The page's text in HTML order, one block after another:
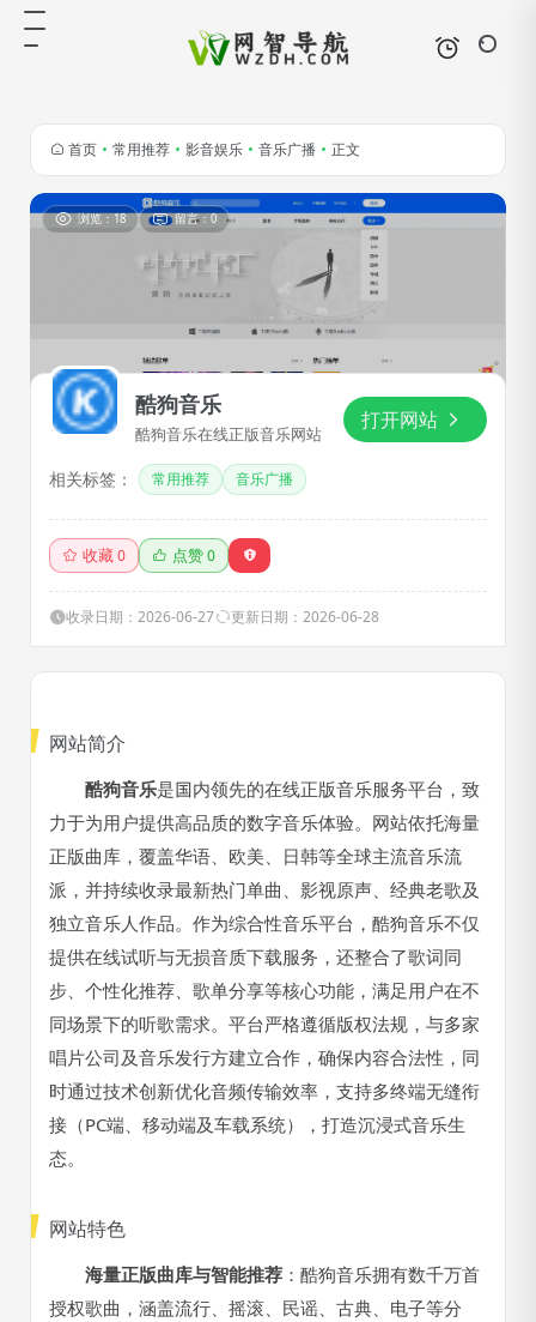
首页 • 常用推荐 • 影音娱乐 • 音乐广播 • 正文
浏览：18 留言：0
酷狗音乐
酷狗音乐在线正版音乐网站
打开网站
相关标签： 常用推荐 音乐广播
收藏0 点赞0
收录日期：2026-06-27 更新日期：2026-06-28
网站简介
酷狗音乐是国内领先的在线正版音乐服务平台，致
力于为用户提供高品质的数字音乐体验。网站依托海量
正版曲库，覆盖华语、欧美、日韩等全球主流音乐流
派，并持续收录最新热门单曲、影视原声、经典老歌及
独立音乐人作品。作为综合性音乐平台，酷狗音乐不仅
提供在线试听与无损音质下载服务，还整合了歌词同
步、个性化推荐、歌单分享等核心功能，满足用户在不
同场景下的听歌需求。平台严格遵循版权法规，与多家
唱片公司及音乐发行方建立合作，确保内容合法性，同
时通过技术创新优化音频传输效率，支持多终端无缝衔
接（PC端、移动端及车载系统），打造沉浸式音乐生
态。
网站特色
海量正版曲库与智能推荐 ：酷狗音乐拥有数千万首
授权歌曲，涵盖流行、摇滚、民谣、古典、电子等分